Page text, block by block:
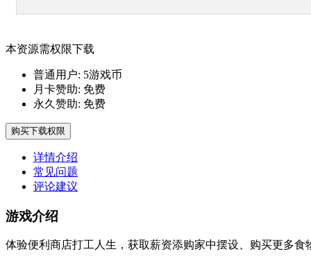
本资源需权限下载
普通用户: 5游戏币
月卡赞助: 免费
永久赞助: 免费
购买下载权限
详情介绍
常见问题
评论建议
游戏介绍
体验便利商店打工人生，获取薪资添购家中摆设、购买更多